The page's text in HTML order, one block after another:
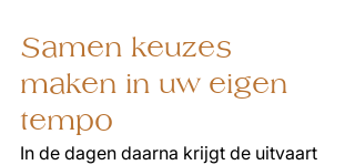
Samen keuzes
maken in uw eigen
tempo
In de dagen daarna krijgt de uitvaart